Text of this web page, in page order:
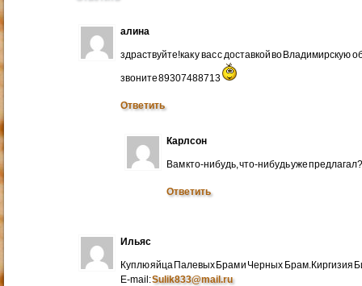
алина
здраствуйте!как у вас с доставкой во Владимирскую
звоните 89307488713
Ответить
Карлсон
Вам кто-нибудь, что-нибудь уже
Ответить
Ильяс
Куплю яйца Палевых Брам и Черных Брам.Киргизия
E-mail:Sulik833@mail.ru